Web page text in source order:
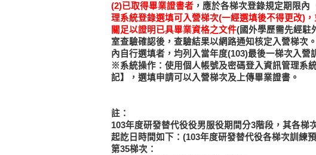
(2)已取得畢業證書者 ，應於各梯次登錄規定期限內
理系統登錄選填可入營梯次(一經選填後不得更改)
關足以證明已具畢業資格之文件(國外學歷需先經駐
室查驗確認後，查驗結果以網路通知核定入營梯次
內自行選填者，均列入當年度(103)最後一梯次入營
※系統操作：使用個人帳號及密碼登入資訊管理系
記】，選填申請可以入營梯次及上傳畢業證書。
註：
103年度研發替代役役男服役期間分3階段，其各
起訖日時間如下：(103年度研發替代役各梯次訓練
第35梯次：